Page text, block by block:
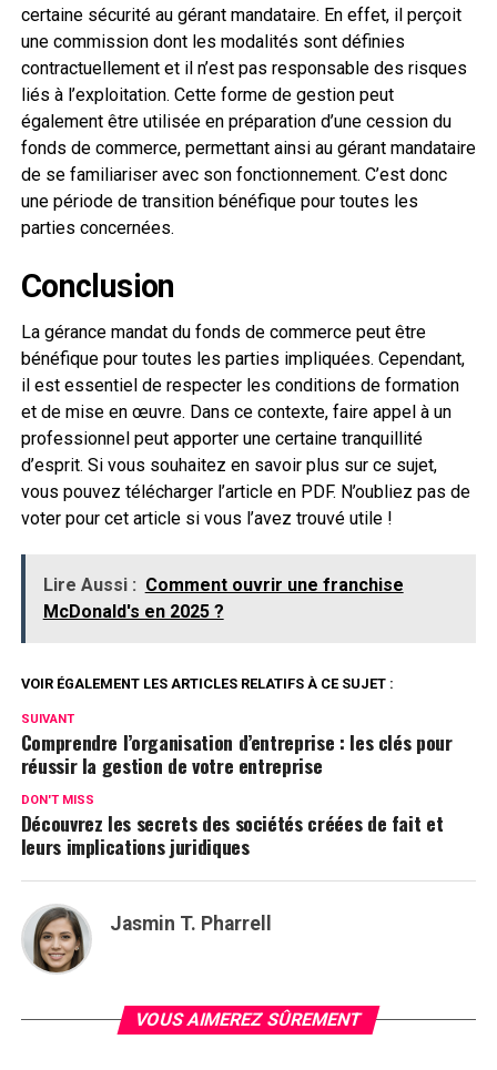
certaine sécurité au gérant mandataire. En effet, il perçoit
une commission dont les modalités sont définies
contractuellement et il n’est pas responsable des risques
liés à l’exploitation. Cette forme de gestion peut
également être utilisée en préparation d’une cession du
fonds de commerce, permettant ainsi au gérant mandataire
de se familiariser avec son fonctionnement. C’est donc
une période de transition bénéfique pour toutes les
parties concernées.
Conclusion
La gérance mandat du fonds de commerce peut être
bénéfique pour toutes les parties impliquées. Cependant,
il est essentiel de respecter les conditions de formation
et de mise en œuvre. Dans ce contexte, faire appel à un
professionnel peut apporter une certaine tranquillité
d’esprit. Si vous souhaitez en savoir plus sur ce sujet,
vous pouvez télécharger l’article en PDF. N’oubliez pas de
voter pour cet article si vous l’avez trouvé utile !
Lire Aussi : Comment ouvrir une franchise
McDonald's en 2025 ?
VOIR ÉGALEMENT LES ARTICLES RELATIFS À CE SUJET :
SUIVANT
Comprendre l’organisation d’entreprise : les clés pour
réussir la gestion de votre entreprise
DON'T MISS
Découvrez les secrets des sociétés créées de fait et
leurs implications juridiques
Jasmin T. Pharrell
VOUS AIMEREZ SÛREMENT